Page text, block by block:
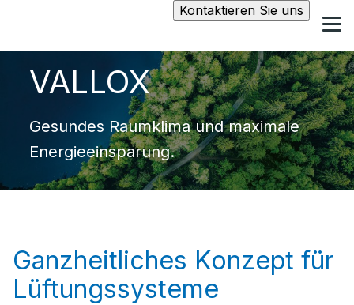
Kontaktieren Sie uns
VALLOX
Gesundes Raumklima und maximale
Energieeinsparung.
Ganzheitliches Konzept für
Lüftungssysteme